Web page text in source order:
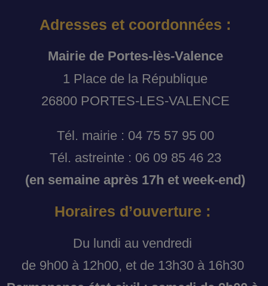
Adresses et coordonnées :
Mairie de Portes-lès-Valence
1 Place de la République
26800 PORTES-LES-VALENCE
Tél. mairie : 04 75 57 95 00
Tél. astreinte : 06 09 85 46 23
(en semaine après 17h et week-end)
Horaires d’ouverture :
Du lundi au vendredi
de 9h00 à 12h00, et de 13h30 à 16h30